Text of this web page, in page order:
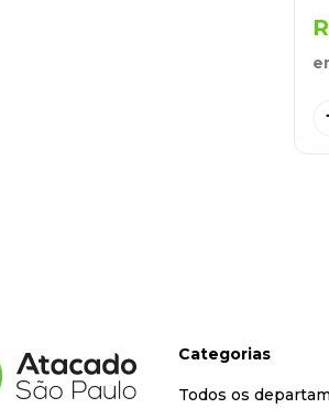
Categorias
Todos os